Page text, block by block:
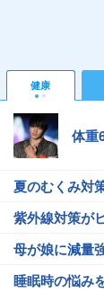
健康
体重
夏のむくみ対
紫外線対策が
母が娘に減量
睡眠時の悩み